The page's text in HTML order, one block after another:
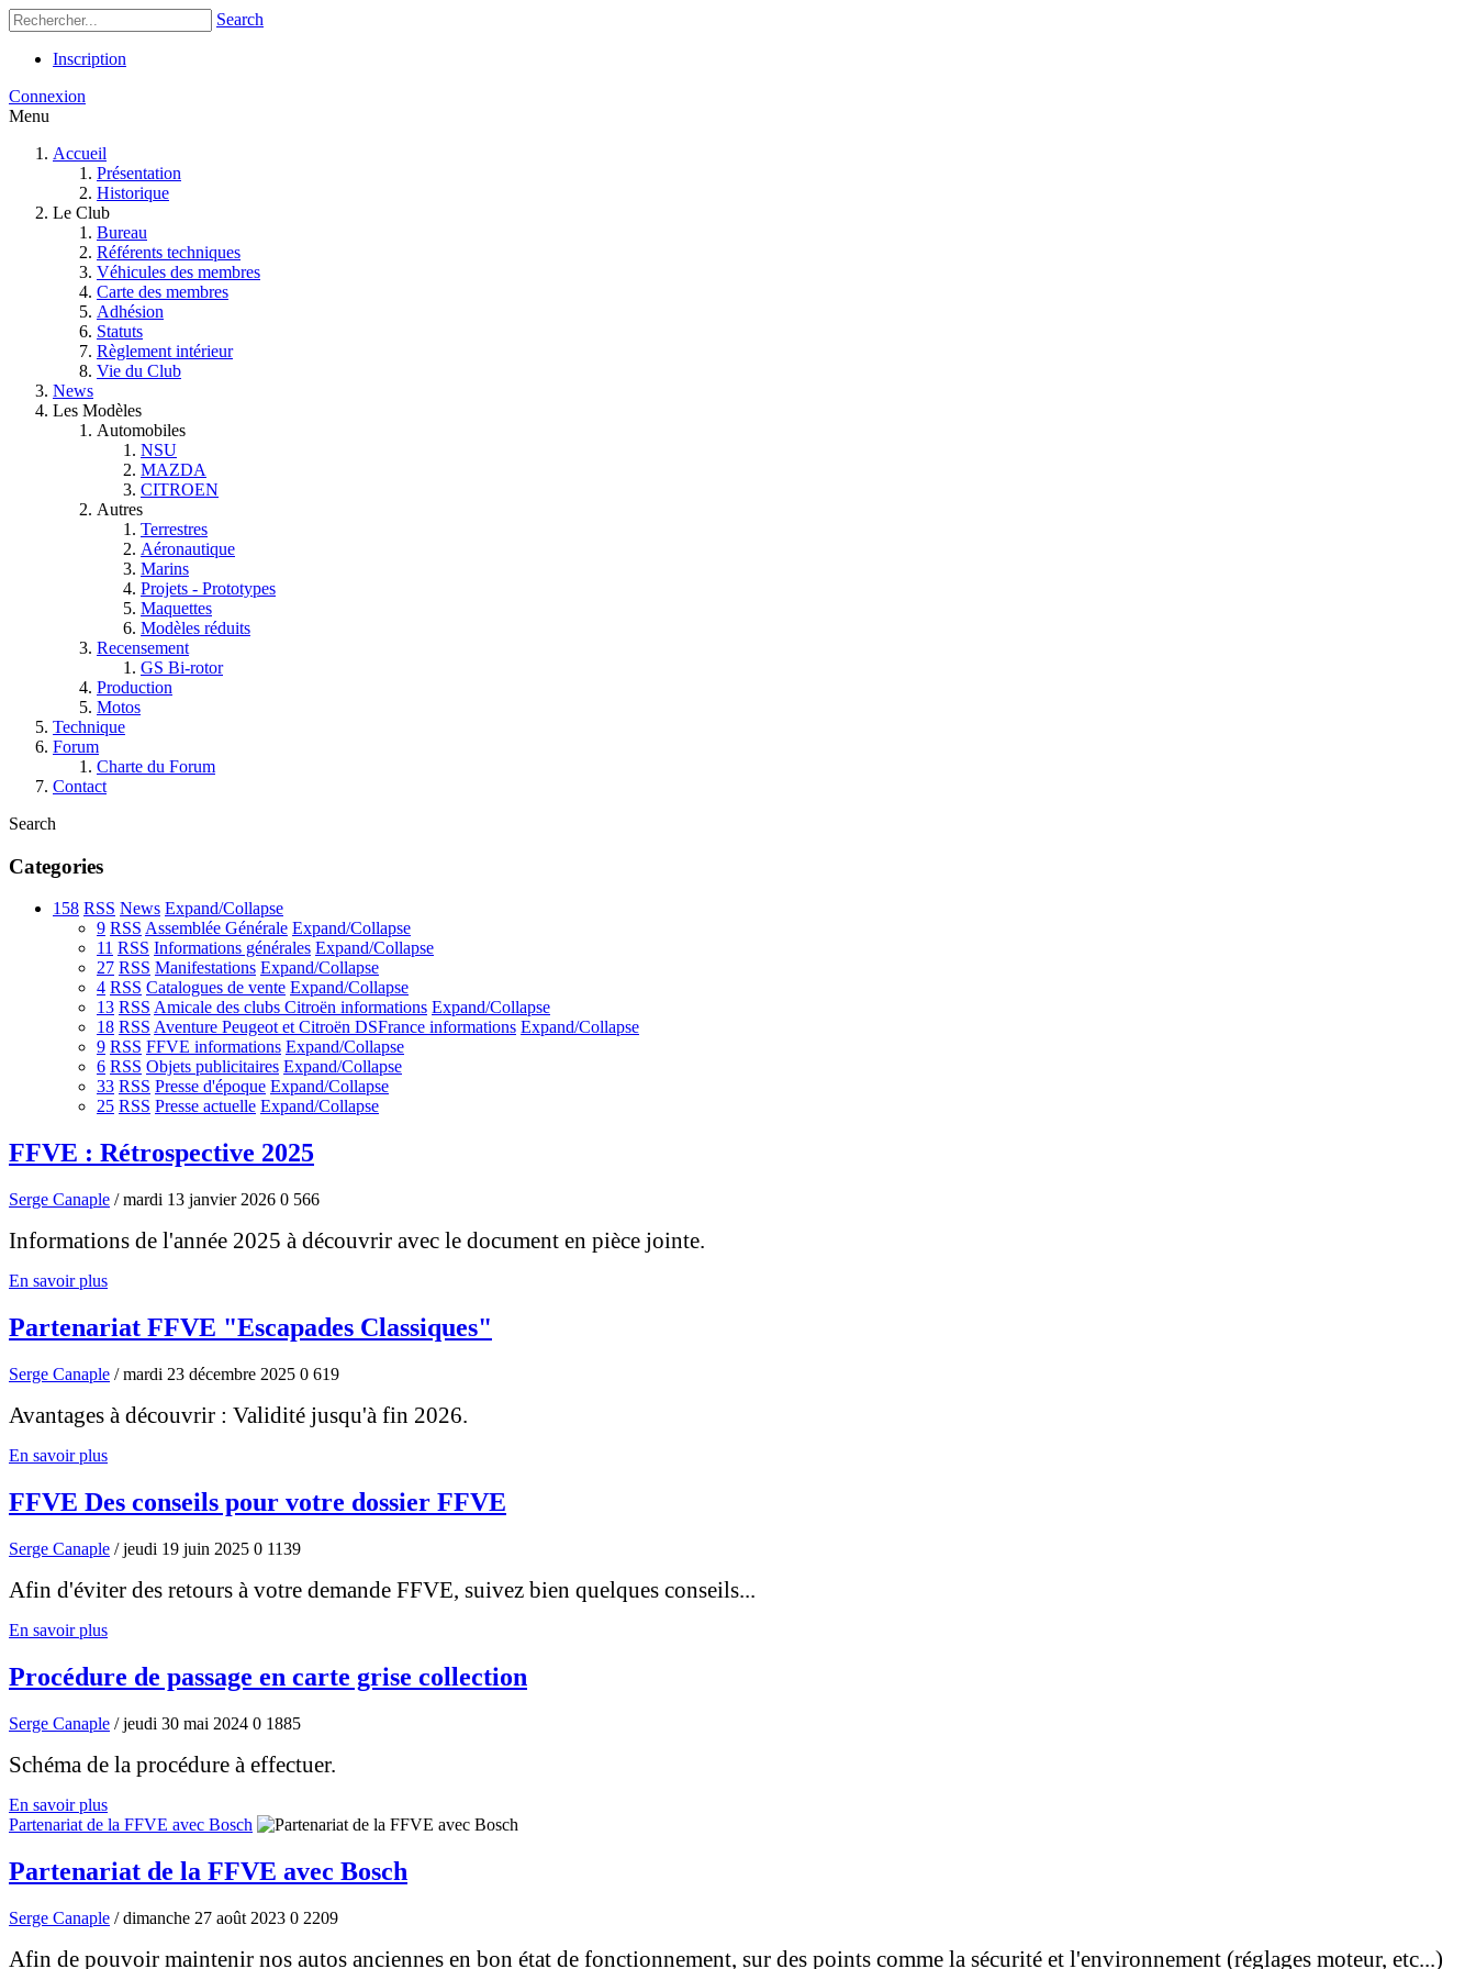
Search
Inscription
Connexion
Menu
Accueil
Présentation
Historique
Le Club
Bureau
Référents techniques
Véhicules des membres
Carte des membres
Adhésion
Statuts
Règlement intérieur
Vie du Club
News
Les Modèles
Automobiles
NSU
MAZDA
CITROEN
Autres
Terrestres
Aéronautique
Marins
Projets - Prototypes
Maquettes
Modèles réduits
Recensement
GS Bi-rotor
Production
Motos
Technique
Forum
Charte du Forum
Contact
Search
Categories
158 RSS News Expand/Collapse
9 RSS Assemblée Générale Expand/Collapse
11 RSS Informations générales Expand/Collapse
27 RSS Manifestations Expand/Collapse
4 RSS Catalogues de vente Expand/Collapse
13 RSS Amicale des clubs Citroën informations Expand/Collapse
18 RSS Aventure Peugeot et Citroën DSFrance informations Expand/Collapse
9 RSS FFVE informations Expand/Collapse
6 RSS Objets publicitaires Expand/Collapse
33 RSS Presse d'époque Expand/Collapse
25 RSS Presse actuelle Expand/Collapse
FFVE : Rétrospective 2025
Serge Canaple / mardi 13 janvier 2026 0 566
Informations de l'année 2025 à découvrir avec le document en pièce jointe.
En savoir plus
Partenariat FFVE "Escapades Classiques"
Serge Canaple / mardi 23 décembre 2025 0 619
Avantages à découvrir : Validité jusqu'à fin 2026.
En savoir plus
FFVE Des conseils pour votre dossier FFVE
Serge Canaple / jeudi 19 juin 2025 0 1139
Afin d'éviter des retours à votre demande FFVE, suivez bien quelques conseils...
En savoir plus
Procédure de passage en carte grise collection
Serge Canaple / jeudi 30 mai 2024 0 1885
Schéma de la procédure à effectuer.
En savoir plus
Partenariat de la FFVE avec Bosch
Partenariat de la FFVE avec Bosch
Serge Canaple / dimanche 27 août 2023 0 2209
Afin de pouvoir maintenir nos autos anciennes en bon état de fonctionnement, sur des points comme la sécurité et l'environnement (réglages moteur, etc...)